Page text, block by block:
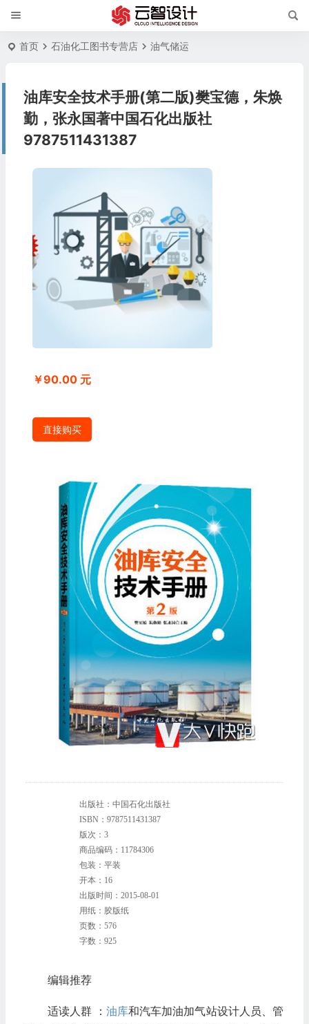
首页 石油化工图书专营店 油气储运
油库安全技术手册(第二版)樊宝德，朱焕
勤，张永国著中国石化出版社
9787511431387
￥90.00 元
直接购买
出版社：中国石化出版社
ISBN：9787511431387
版次：3
商品编码：11784306
包装：平装
开本：16
出版时间：2015-08-01
用纸：胶版纸
页数：576
字数：925
编辑推荐
适读人群 ：油库和汽车加油加气站设计人员、管